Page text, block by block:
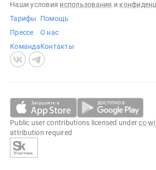
Наши условия использования и
Тарифы
Прессе
Команда
Помощь
О нас
Контакты
Public user contributions licensed undercc-
attribution required